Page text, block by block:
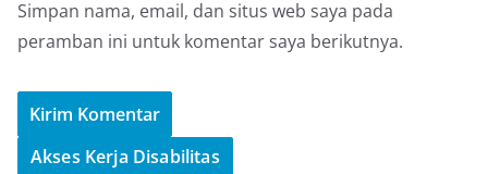
Simpan nama, email, dan situs web saya pada
peramban ini untuk komentar saya berikutnya.
Akses Kerja Disabilitas